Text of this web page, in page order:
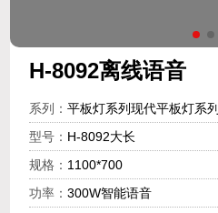
H-8092离线语音
系列： 平板灯系列现代平板灯系列
型号： H-8092大长
规格： 1100*700
功率： 300W智能语音